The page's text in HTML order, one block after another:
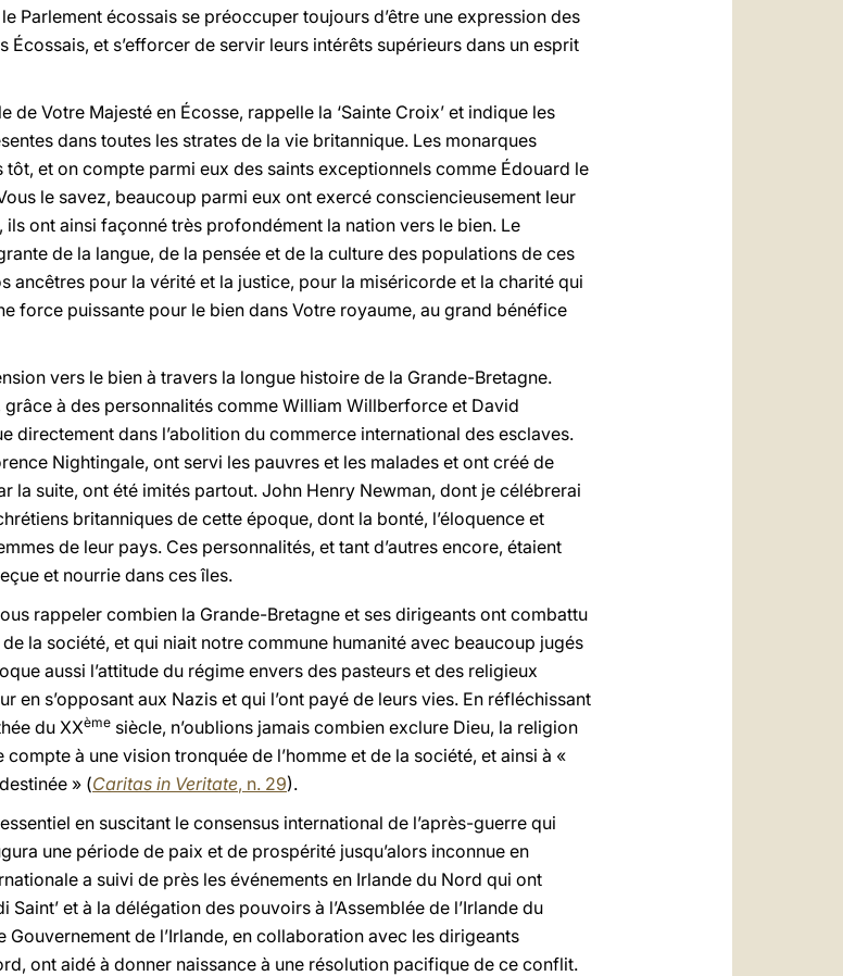
Parlement écossais se préoccuper toujours d’être une expression des
et s’efforcer de servir leurs intérêts supérieurs dans un esprit
de Votre Majesté en Écosse, rappelle la ‘Sainte Croix’ et indique les
dans toutes les strates de la vie britannique. Les monarques
tôt, et on compte parmi eux des saints exceptionnels comme Édouard le
le savez, beaucoup parmi eux ont exercé consciencieusement leur
ils ont ainsi façonné très profondément la nation vers le bien. Le
de la langue, de la pensée et de la culture des populations de ces
ancêtres pour la vérité et la justice, pour la miséricorde et la charité qui
force puissante pour le bien dans Votre royaume, au grand bénéfice
vers le bien à travers la longue histoire de la Grande-Bretagne.
à des personnalités comme William Willberforce et David
directement dans l’abolition du commerce international des esclaves.
Nightingale, ont servi les pauvres et les malades et ont créé de
la suite, ont été imités partout. John Henry Newman, dont je célébrerai
britanniques de cette époque, dont la bonté, l’éloquence et
de leur pays. Ces personnalités, et tant d’autres encore, étaient
et nourrie dans ces îles.
rappeler combien la Grande-Bretagne et ses dirigeants ont combattu
la société, et qui niait notre commune humanité avec beaucoup jugés
aussi l’attitude du régime envers des pasteurs et des religieux
en s’opposant aux Nazis et qui l’ont payé de leurs vies. En réfléchissant
du XXème siècle, n’oublions jamais combien exclure Dieu, la religion
à une vision tronquée de l’homme et de la société, et ainsi à «
» (Caritas in Veritate, n. 29).
en suscitant le consensus international de l’après-guerre qui
une période de paix et de prospérité jusqu’alors inconnue en
a suivi de près les événements en Irlande du Nord qui ont
et à la délégation des pouvoirs à l’Assemblée de l’Irlande du
de l’Irlande, en collaboration avec les dirigeants
ont aidé à donner naissance à une résolution pacifique de ce conflit.